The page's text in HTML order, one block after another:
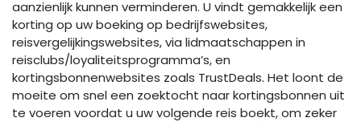
aanzienlijk kunnen verminderen. U vindt gemakkelijk een
korting op uw boeking op bedrijfswebsites,
reisvergelijkingswebsites, via lidmaatschappen in
reisclubs/loyaliteitsprogramma’s, en
kortingsbonnenwebsites zoals TrustDeals. Het loont de
moeite om snel een zoektocht naar kortingsbonnen uit
te voeren voordat u uw volgende reis boekt, om zeker